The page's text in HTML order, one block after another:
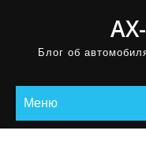
Блог об
Меню